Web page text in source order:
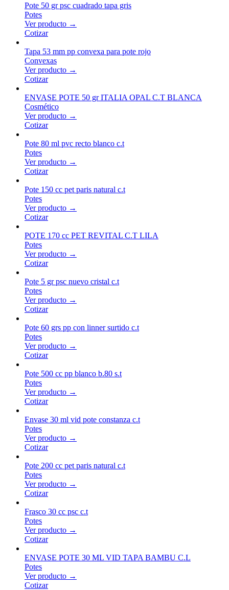
Pote 50 gr psc cuadrado tapa gris
Potes
Ver producto →
Cotizar
Tapa 53 mm pp convexa para pote rojo
Convexas
Ver producto →
Cotizar
ENVASE POTE 50 gr ITALIA OPAL C.T BLANCA
Cosmético
Ver producto →
Cotizar
Pote 80 ml pvc recto blanco c.t
Potes
Ver producto →
Cotizar
Pote 150 cc pet paris natural c.t
Potes
Ver producto →
Cotizar
POTE 170 cc PET REVITAL C.T LILA
Potes
Ver producto →
Cotizar
Pote 5 gr psc nuevo cristal c.t
Potes
Ver producto →
Cotizar
Pote 60 grs pp con linner surtido c.t
Potes
Ver producto →
Cotizar
Pote 500 cc pp blanco b.80 s.t
Potes
Ver producto →
Cotizar
Envase 30 ml vid pote constanza c.t
Potes
Ver producto →
Cotizar
Pote 200 cc pet paris natural c.t
Potes
Ver producto →
Cotizar
Frasco 30 cc psc c.t
Potes
Ver producto →
Cotizar
ENVASE POTE 30 ML VID TAPA BAMBU C.L
Potes
Ver producto →
Cotizar